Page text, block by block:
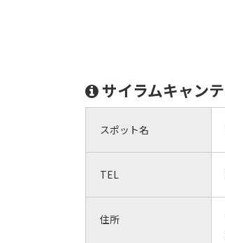
サイラムキャン
スポット名
TEL
住所